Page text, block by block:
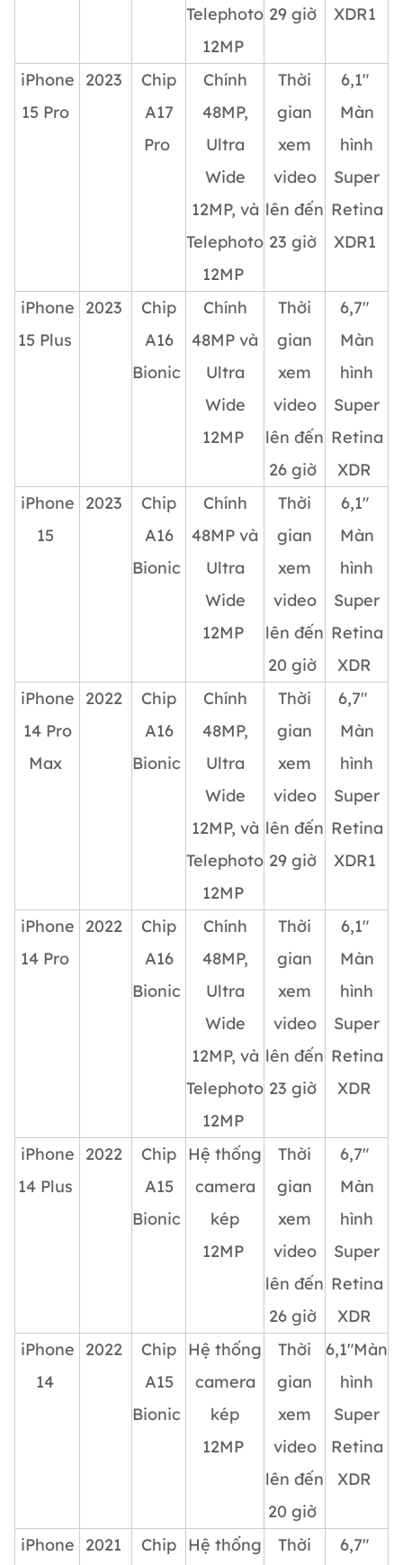
Telephoto
12MP
29 giờ
XDR1
iPhone
15 Pro
2023
Chip
A17
Pro
Chính
48MP,
Ultra
Wide
12MP, và
Telephoto
12MP
Thời
gian
xem
video
lên đến
23 giờ
6,1″
Màn
hình
Super
Retina
XDR1
iPhone
15 Plus
2023
Chip
A16
Bionic
Chính
48MP và
Ultra
Wide
12MP
Thời
gian
xem
video
lên đến
26 giờ
6,7″
Màn
hình
Super
Retina
XDR
iPhone
15
2023
Chip
A16
Bionic
Chính
48MP và
Ultra
Wide
12MP
Thời
gian
xem
video
lên đến
20 giờ
6,1″
Màn
hình
Super
Retina
XDR
iPhone
14 Pro
Max
2022
Chip
A16
Bionic
Chính
48MP,
Ultra
Wide
12MP, và
Telephoto
12MP
Thời
gian
xem
video
lên đến
29 giờ
6,7″
Màn
hình
Super
Retina
XDR1
iPhone
14 Pro
2022
Chip
A16
Bionic
Chính
48MP,
Ultra
Wide
12MP, và
Telephoto
12MP
Thời
gian
xem
video
lên đến
23 giờ
6,1″
Màn
hình
Super
Retina
XDR
iPhone
14 Plus
2022
Chip
A15
Bionic
Hệ thống
camera
kép
12MP
Thời
gian
xem
video
lên đến
26 giờ
6,7″
Màn
hình
Super
Retina
XDR
iPhone
14
2022
Chip
A15
Bionic
Hệ thống
camera
kép
12MP
Thời
gian
xem
video
lên đến
20 giờ
6,1″Màn
hình
Super
Retina
XDR
iPhone 2021 Chip Hệ thống Thời 6,7″